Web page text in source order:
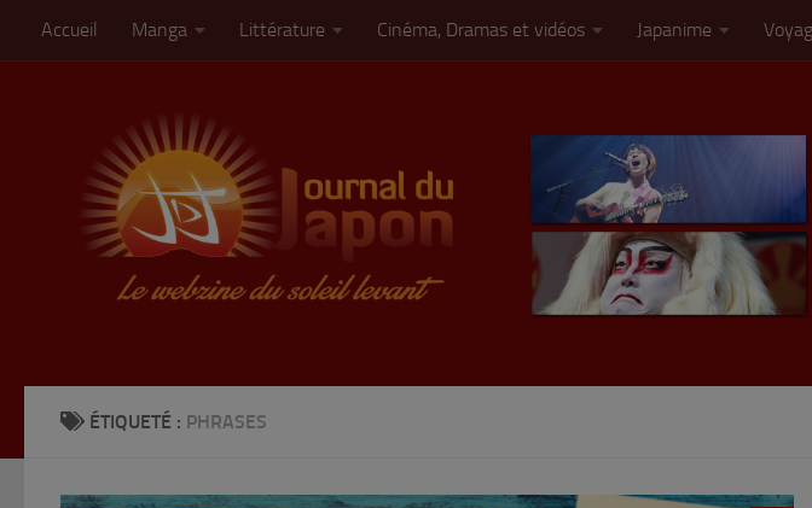
Skip to content
Accueil Manga Littérature Cinéma, Dramas et vidéos Japanime
ÉTIQUETÉ : PHRASES